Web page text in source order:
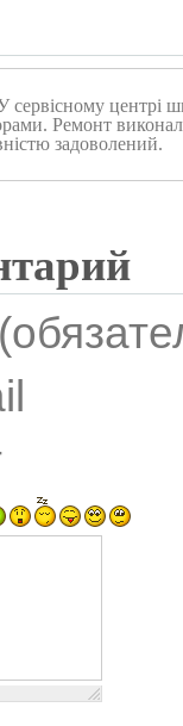
сервісному
Ремонт
задоволений.